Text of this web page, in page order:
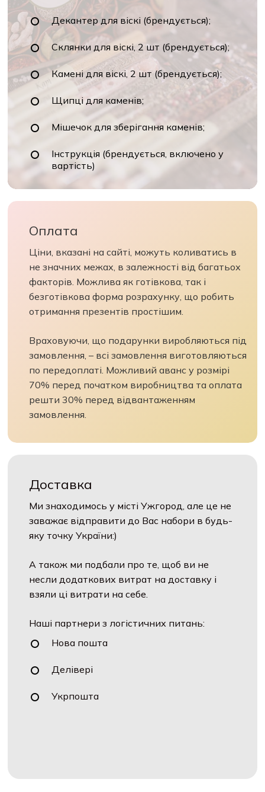
Декантер для віскі (брендується);
Склянки для віскі, 2 шт (брендується);
Камені для віскі, 2 шт (брендується);
Щипці для каменів;
Мішечок для зберігання каменів;
Інструкція (брендується, включено у
вартість)
Оплата
Ціни, вказані на сайті, можуть коливатись в
не значних межах, в залежності від багатьох
факторів. Можлива як готівкова, так і
безготівкова форма розрахунку, що робить
отримання презентів простішим.
Враховуючи, що подарунки виробляються під
замовлення, – всі замовлення виготовляються
по передоплаті. Можливий аванс у розмірі
70% перед початком виробництва та оплата
решти 30% перед відвантаженням
замовлення.
Доставка
Ми знаходимось у місті Ужгород, але це не
заважає відправити до Вас набори в будь-
яку точку України:)
А також ми подбали про те, щоб ви не
несли додаткових витрат на доставку і
взяли ці витрати на себе.
Наші партнери з логістичних питань:
Нова пошта
Делівері
Укрпошта